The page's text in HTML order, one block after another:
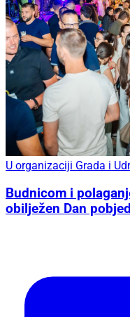
U organizaciji Grada i
Budnicom i
obilježen Dan